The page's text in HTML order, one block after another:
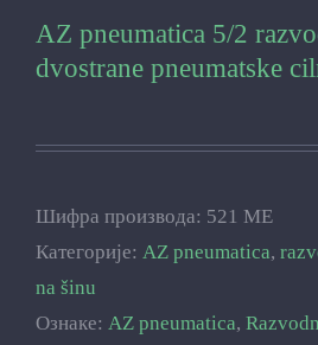
AZ pneumatica 5/2
dvostrane pneumatske
Шифра производа: 521 ME
Категорије: AZ pneumatica,
na šinu
Ознаке: AZ pneumatica,